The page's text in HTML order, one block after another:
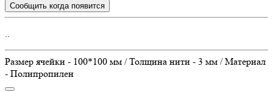
Сообщить когда появится
..
Размер ячейки - 100*100 мм / Толщина нити - 3 мм / Материал
- Полипропилен